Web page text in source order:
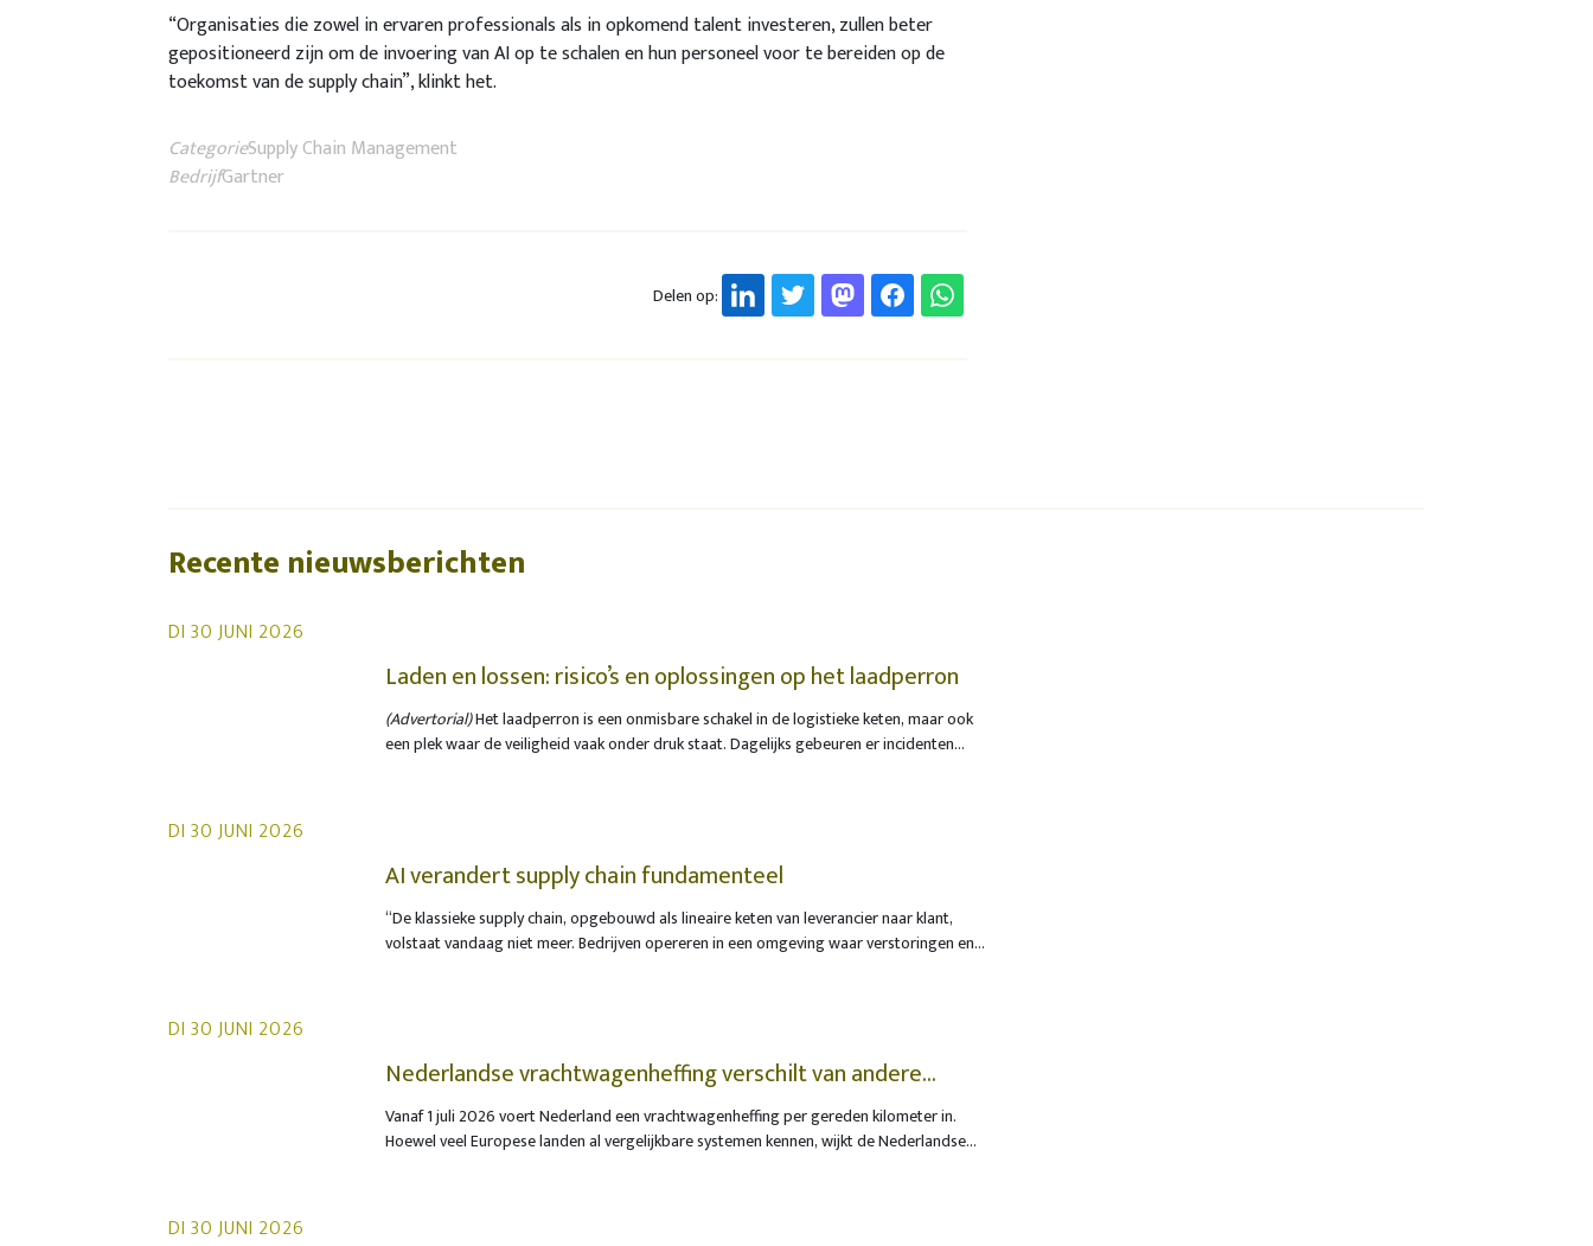
“Organisaties die zowel in ervaren professionals als in opkomend talent investeren, zullen beter
gepositioneerd zijn om de invoering van AI op te schalen en hun personeel voor te bereiden op de
toekomst van de supply chain”, klinkt het.
CategorieSupply Chain Management
BedrijfGartner
Delen op:
Recente nieuwsberichten
DI 30 JUNI 2026
Laden en lossen: risico’s en oplossingen op het laadperron
(Advertorial)Het laadperron is een onmisbare schakel in de logistieke keten, maar ook
een plek waar de veiligheid vaak onder druk staat. Dagelijks gebeuren er incidenten
DI 30 JUNI 2026
AI verandert supply chain fundamenteel
“De klassieke supply chain, opgebouwd als lineaire keten van leverancier naar klant,
volstaat vandaag niet meer. Bedrijven opereren in een omgeving waar verstoringen en
DI 30 JUNI 2026
Nederlandse vrachtwagenheffing verschilt van andere
tolsystemen
Vanaf 1 juli 2026 voert Nederland een vrachtwagenheffing per gereden kilometer in.
Hoewel veel Europese landen al vergelijkbare systemen kennen, wijkt de Nederlandse
DI 30 JUNI 2026